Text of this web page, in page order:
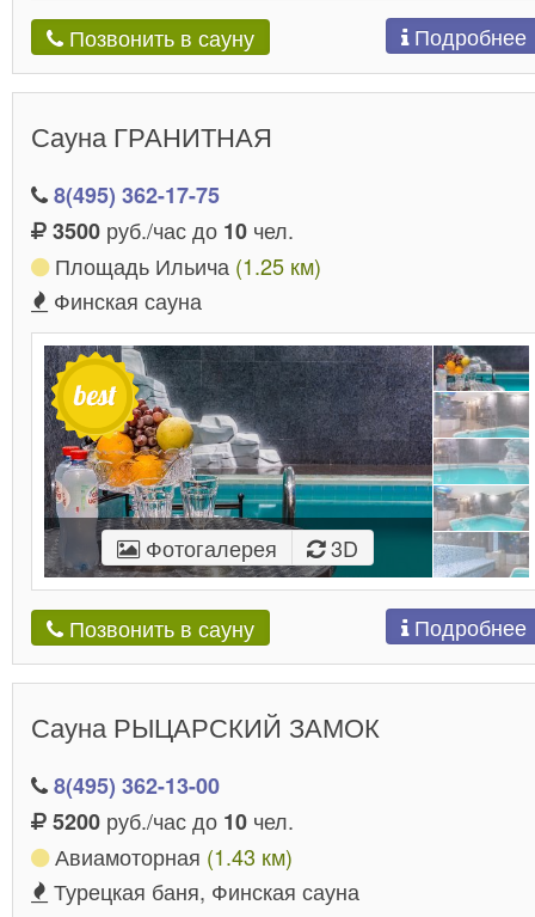
Позвонить в сауну Подробнее
Сауна ГРАНИТНАЯ
8(495) 362-17-75
3500 руб./час до 10 чел.
Площадь Ильича (1.25 км)
Финская сауна
Фотогалерея 3D
Позвонить в сауну Подробнее
Сауна РЫЦАРСКИЙ ЗАМОК
8(495) 362-13-00
5200 руб./час до 10 чел.
Авиамоторная (1.43 км)
Турецкая баня, Финская сауна